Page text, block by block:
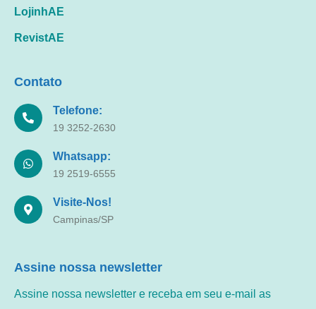
LojinhAE
RevistAE
Contato
Telefone:
19 3252-2630
Whatsapp:
19 2519-6555
Visite-Nos!
Campinas/SP
Assine nossa newsletter
Assine nossa newsletter e receba em seu e-mail as